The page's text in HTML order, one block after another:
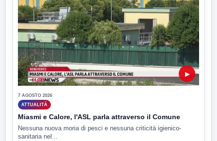
▶
7 AGOSTO 2026
ATTUALITÀ
Miasmi e Calore, l'ASL parla attraverso il Comune
Nessuna nuova moria di pesci e nessuna criticità igienico-
sanitaria nel...